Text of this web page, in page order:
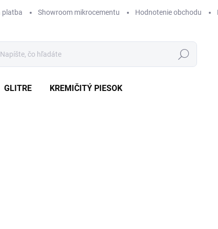
platba Showroom mikrocementu Hodnotenie obchodu
Hľadať
GLITRE KREMIČITÝ PIESOK